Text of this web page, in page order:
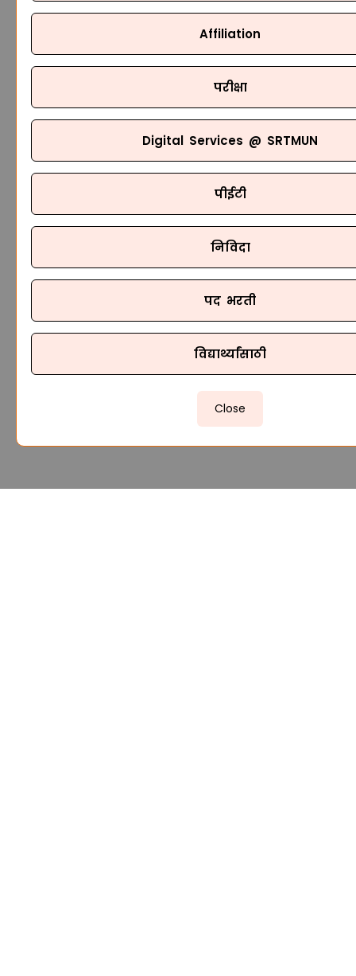
Affiliation
परीक्षा
Digital Services @ SRTMUN
पीईटी
निविदा
पद भरती
विद्यार्थ्यांसाठी
Close